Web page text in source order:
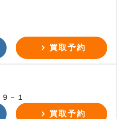
買取予約
－１
買取予約